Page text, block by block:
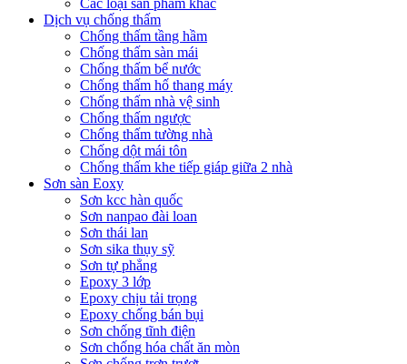
Các loại sản phẩm khác
Dịch vụ chống thấm
Chống thấm tầng hầm
Chống thấm sàn mái
Chống thấm bể nước
Chống thấm hố thang máy
Chống thấm nhà vệ sinh
Chống thấm ngược
Chống thấm tường nhà
Chống dột mái tôn
Chống thấm khe tiếp giáp giữa 2 nhà
Sơn sàn Eoxy
Sơn kcc hàn quốc
Sơn nanpao đài loan
Sơn thái lan
Sơn sika thụy sỹ
Sơn tự phẳng
Epoxy 3 lớp
Epoxy chịu tải trọng
Epoxy chống bán bụi
Sơn chống tĩnh điện
Sơn chống hóa chất ăn mòn